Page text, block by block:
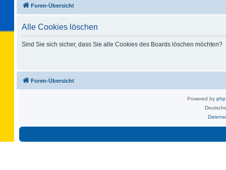
Foren-Übersicht
Alle Cookies löschen
Sind Sie sich sicher, dass Sie alle Cookies des Boards löschen möchten?
Foren-Übersicht
Powered by